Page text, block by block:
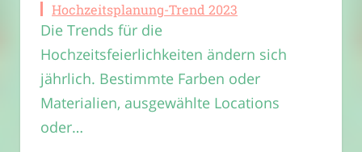
Hochzeitsplanung-Trend 2023
Die Trends für die
Hochzeitsfeierlichkeiten ändern sich
jährlich. Bestimmte Farben oder
Materialien, ausgewählte Locations
oder…